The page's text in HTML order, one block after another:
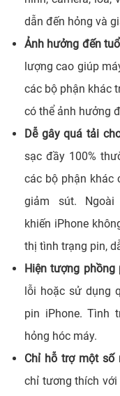
dẫn đến hỏng và
Ảnh hưởng đến
lượng cao giúp
các bộ phận khác
có thể ảnh hưởng
Dễ gây quá tải
sạc đầy 100%
các bộ phận khác
giảm sút.
khiến iPhone
thị tình trạng pin,
Hiện tượng phồng
lỗi hoặc sử dụng
pin iPhone. Tình
hỏng hóc máy.
Chỉ hỗ trợ một số
chỉ tương thích với